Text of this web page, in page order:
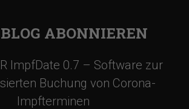
BLOG ABONNIEREN
ImpfDate 0.7 – Software zur
Buchung von Corona-
Impfterminen